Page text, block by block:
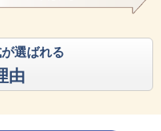
選ばれる
由